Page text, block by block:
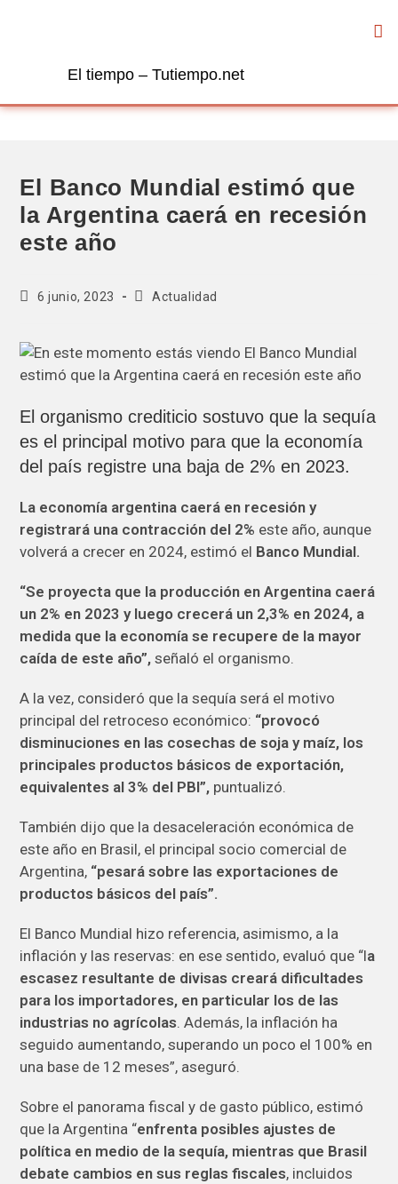
El tiempo – Tutiempo.net
El Banco Mundial estimó que
la Argentina caerá en recesión
este año
6 junio, 2023 Actualidad
El organismo crediticio sostuvo que la sequía
es el principal motivo para que la economía
del país registre una baja de 2% en 2023.
La economía argentina caerá en recesión y
registrará una contracción del 2% este año, aunque
volverá a crecer en 2024, estimó el Banco Mundial.
“Se proyecta que la producción en Argentina caerá
un 2% en 2023 y luego crecerá un 2,3% en 2024, a
medida que la economía se recupere de la mayor
caída de este año”, señaló el organismo.
A la vez, consideró que la sequía será el motivo
principal del retroceso económico: “provocó
disminuciones en las cosechas de soja y maíz, los
principales productos básicos de exportación,
equivalentes al 3% del PBI”, puntualizó.
También dijo que la desaceleración económica de
este año en Brasil, el principal socio comercial de
Argentina, “pesará sobre las exportaciones de
productos básicos del país”.
El Banco Mundial hizo referencia, asimismo, a la
inflación y las reservas: en ese sentido, evaluó que “la
escasez resultante de divisas creará dificultades
para los importadores, en particular los de las
industrias no agrícolas. Además, la inflación ha
seguido aumentando, superando un poco el 100% en
una base de 12 meses”, aseguró.
Sobre el panorama fiscal y de gasto público, estimó
que la Argentina “enfrenta posibles ajustes de
política en medio de la sequía, mientras que Brasil
debate cambios en sus reglas fiscales, incluidos